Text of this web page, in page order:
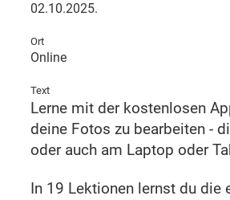
02.10.2025.
Ort
Online
Text
Lerne mit der kostenlosen
deine Fotos zu bearbeiten -
oder auch am Laptop oder
In 19 Lektionen lernst du die